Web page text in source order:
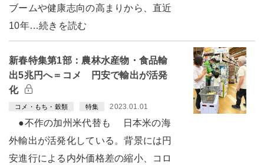
ブームや健康志向の高まりから、直近
10年…続きを読む
新春特集第1部：農林水産物・食品輸
出5兆円へ＝コメ 円安で輸出が活発
化
コメ・もち・穀類 特集 2023.01.01
●不作の加州米代替も 日本米の海
外輸出が活発化している。背景には円
安進行による内外価格差の縮小、コロ